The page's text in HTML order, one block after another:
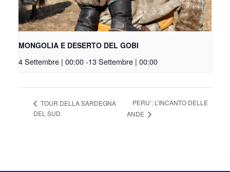
MONGOLIA E DESERTO DEL GOBI
4 Settembre | 00:00-13 Settembre | 00:00
TOUR DELLA SARDEGNA
DEL SUD
PERU’: L’INCANTO DELLE
ANDE